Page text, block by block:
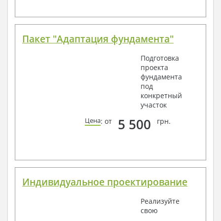
Пакет "Адаптация фундамента"
Подготовка
проекта
фундамента
под
конкретный
участок
Цена: от 5 500 грн.
Индивидуальное проектирование
Реализуйте
свою